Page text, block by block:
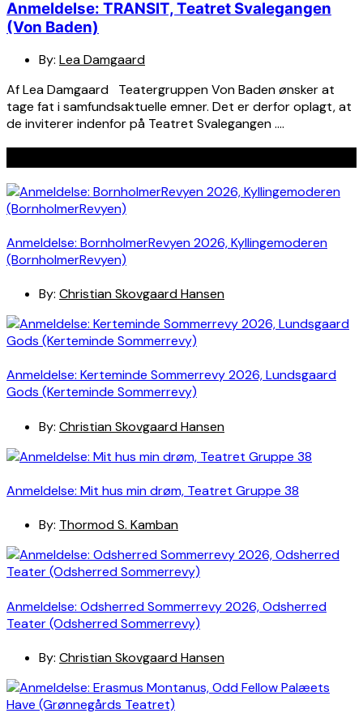
Anmeldelse: TRANSIT, Teatret Svalegangen
(Von Baden)
By: Lea Damgaard
Af Lea Damgaard Teatergruppen Von Baden ønsker at
tage fat i samfundsaktuelle emner. Det er derfor oplagt, at
de inviterer indenfor på Teatret Svalegangen ….
Anmeldelse: BornholmerRevyen 2026, Kyllingemoderen
(BornholmerRevyen)
By: Christian Skovgaard Hansen
Anmeldelse: Kerteminde Sommerrevy 2026, Lundsgaard
Gods (Kerteminde Sommerrevy)
By: Christian Skovgaard Hansen
Anmeldelse: Mit hus min drøm, Teatret Gruppe 38
By: Thormod S. Kamban
Anmeldelse: Odsherred Sommerrevy 2026, Odsherred
Teater (Odsherred Sommerrevy)
By: Christian Skovgaard Hansen